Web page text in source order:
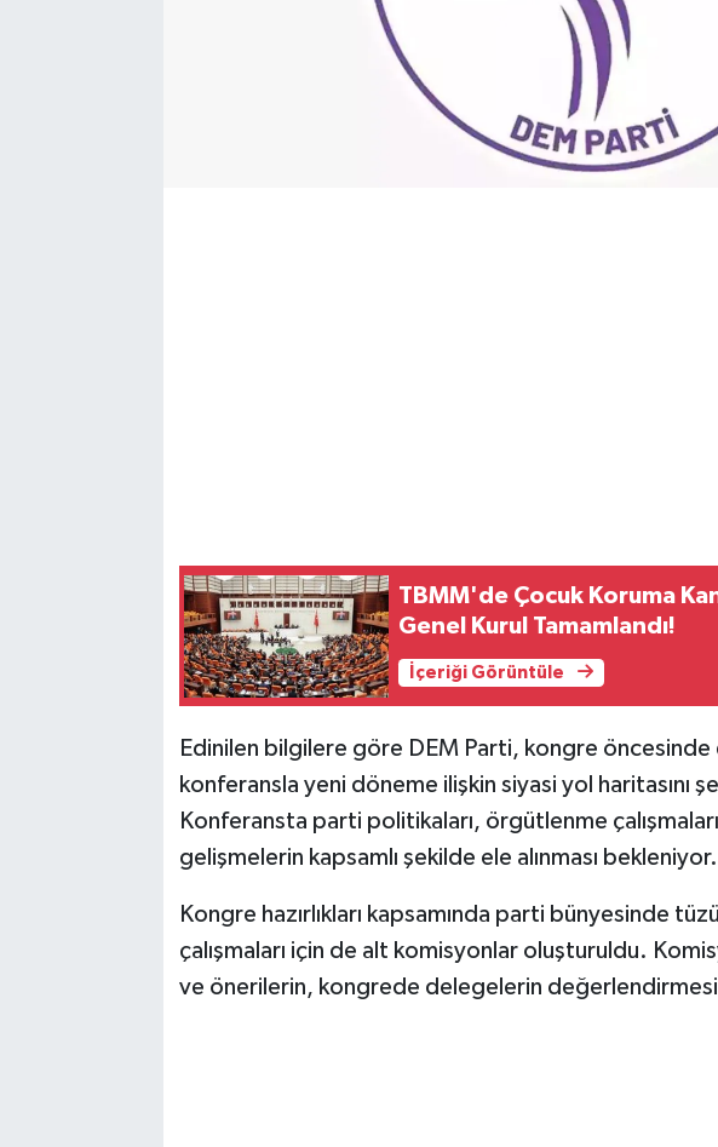
TBMM'de Çocuk Koruma
Genel Kurul Tamamlandı!
İçeriği Görüntüle
Edinilen bilgilere göre DEM Parti, kongre
konferansla yeni döneme ilişkin siyasi yol haritasını
Konferansta parti politikaları, örgütlenme
gelişmelerin kapsamlı şekilde ele alınması bekleniyor.
Kongre hazırlıkları kapsamında parti bünyesinde
çalışmaları için de alt komisyonlar oluşturuldu.
ve önerilerin, kongrede delegelerin
Sokak Hayvanlarını Sahiplendirme
Sonsöz Özel